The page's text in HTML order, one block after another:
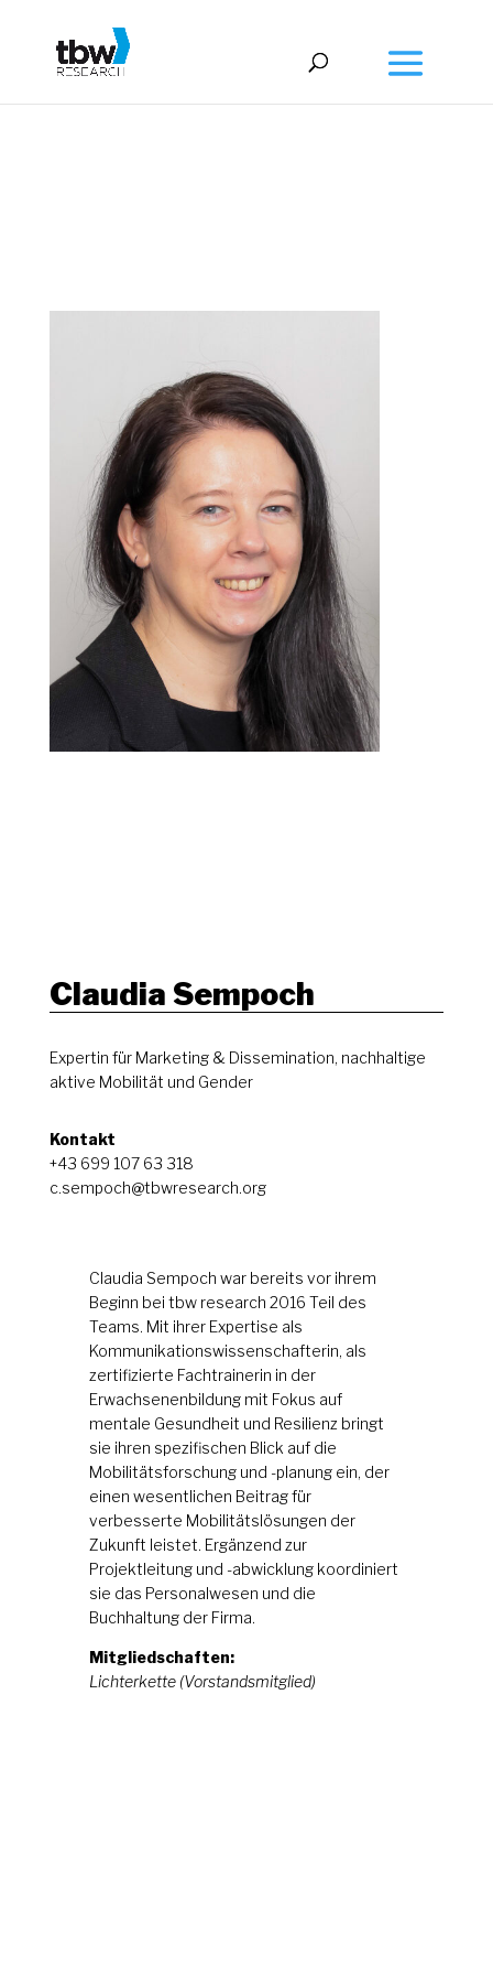
Claudia Sempoch
Expertin für Marketing & Dissemination, nachhaltige
aktive Mobilität und Gender
Kontakt
+43 699 107 63 318
c.sempoch@tbwresearch.org
Claudia Sempoch war bereits vor ihrem
Beginn bei tbw research 2016 Teil des
Teams. Mit ihrer Expertise als
Kommunikationswissenschafterin, als
zertifizierte Fachtrainerin in der
Erwachsenenbildung mit Fokus auf
mentale Gesundheit und Resilienz bringt
sie ihren spezifischen Blick auf die
Mobilitätsforschung und -planung ein, der
einen wesentlichen Beitrag für
verbesserte Mobilitätslösungen der
Zukunft leistet. Ergänzend zur
Projektleitung und -abwicklung koordiniert
sie das Personalwesen und die
Buchhaltung der Firma.
Mitgliedschaften:
Lichterkette (Vorstandsmitglied)